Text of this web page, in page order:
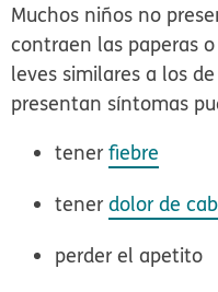
Muchos niños no
contraen las paperas
leves similares a los
presentan síntomas
tenerfiebre
tenerdolor de
perder el apetito